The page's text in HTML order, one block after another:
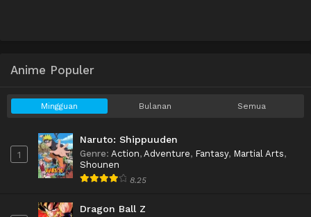
Anime Populer
Mingguan Bulanan Semua
1
Naruto: Shippuuden
Genre: Action, Adventure, Fantasy, Martial Arts,
Shounen
8.25
Dragon Ball Z